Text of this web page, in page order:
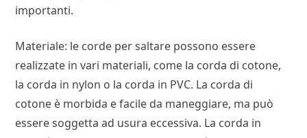
importanti.
Materiale: le corde per saltare possono essere
realizzate in vari materiali, come la corda di cotone,
la corda in nylon o la corda in PVC. La corda di
cotone è morbida e facile da maneggiare, ma può
essere soggetta ad usura eccessiva. La corda in